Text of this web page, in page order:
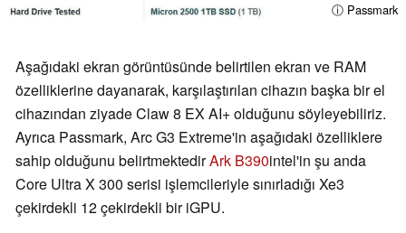
ⓘ Passmark
Aşağıdaki ekran görüntüsünde belirtilen ekran ve RAM
özelliklerine dayanarak, karşılaştırılan cihazın başka bir el
cihazından ziyade Claw 8 EX AI+ olduğunu söyleyebiliriz.
Ayrıca Passmark, Arc G3 Extreme'in aşağıdaki özelliklere
sahip olduğunu belirtmektedirArk B390intel'in şu anda
Core Ultra X 300 serisi işlemcileriyle sınırladığı Xe3
çekirdekli 12 çekirdekli bir iGPU.